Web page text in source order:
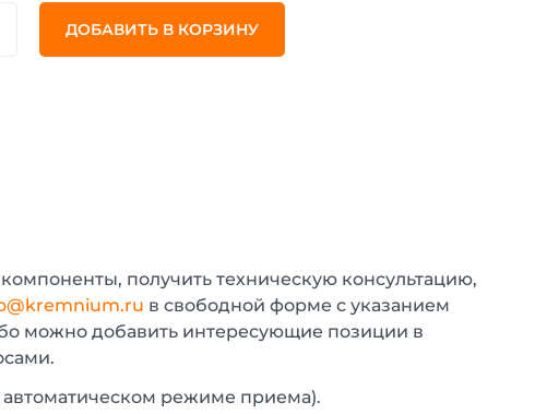
ДОБАВИТЬ В КОРЗИНУ
получить техническую консультацию,
в свободной форме с указанием
можно добавить интересующие позиции в
автоматическом режиме приема).